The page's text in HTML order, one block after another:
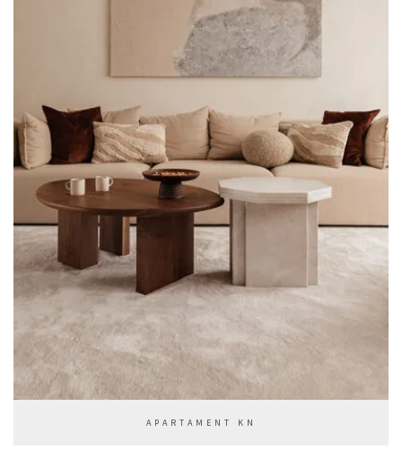
APARTAMENT KN